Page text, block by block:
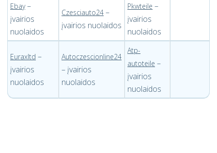
Ebay–
įvairios
nuolaidos
Czesciauto24 –
įvairios nuolaidos
Pkwteile –
įvairios
nuolaidos
Euraxltd –
įvairios
nuolaidos
Autoczescionline24
– įvairios
nuolaidos
Atp-
autoteile –
įvairios
nuolaidos